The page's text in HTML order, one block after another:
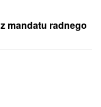
mandatu radnego